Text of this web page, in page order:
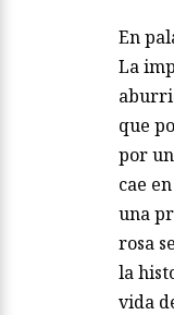
En
La
que
por
cae
una
rosa
la
vida